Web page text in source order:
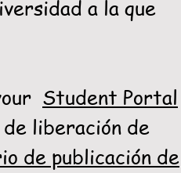
a la que
Student Portal
liberación de
de publicación de